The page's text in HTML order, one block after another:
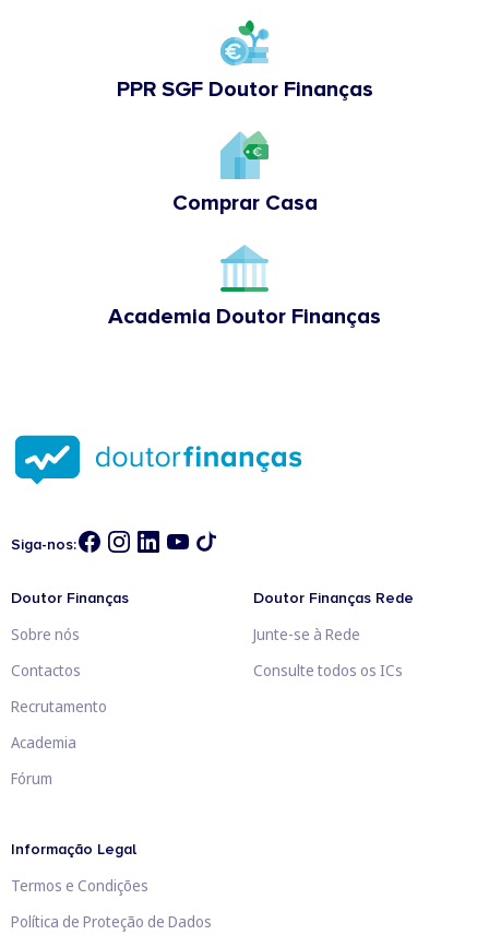
PPR SGF Doutor Finanças
Comprar Casa
Academia Doutor Finanças
Siga-nos:
Doutor Finanças
Sobre nós
Contactos
Recrutamento
Academia
Fórum
Doutor Finanças Rede
Junte-se à Rede
Consulte todos os ICs
Informação Legal
Termos e Condições
Política de Proteção de Dados